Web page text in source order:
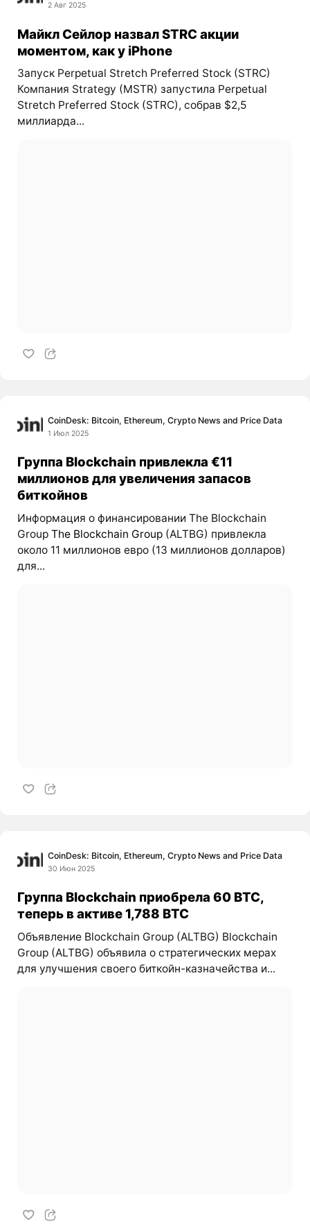
2 Авг 2025
Майкл Сейлор назвал STRC акции
моментом, как у iPhone
Запуск Perpetual Stretch Preferred Stock (STRC)
Компания Strategy (MSTR) запустила Perpetual
Stretch Preferred Stock (STRC), собрав $2,5
миллиарда...
CoinDesk: Bitcoin, Ethereum, Crypto News and Price Data
1 Июл 2025
Группа Blockchain привлекла €11
миллионов для увеличения запасов
биткойнов
Информация о финансировании The Blockchain
Group The Blockchain Group(ALTBG) привлекла
около 11 миллионов евро (13 миллионов долларов)
для...
CoinDesk: Bitcoin, Ethereum, Crypto News and Price Data
30 Июн 2025
Группа Blockchain приобрела 60 BTC,
теперь в активе 1,788 BTC
Объявление Blockchain Group (ALTBG) Blockchain
Group (ALTBG) объявила о стратегических мерах
для улучшения своего биткойн-казначейства и...